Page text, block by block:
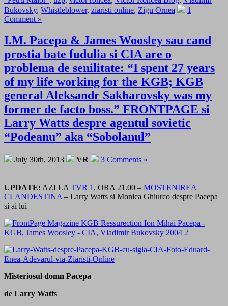
Bukovsky, Whistleblower, ziaristi online, Zigu Ornea
1
Comment »
I.M. Pacepa & James Woosley sau cand
prostia bate fudulia si CIA are o
problema de senilitate: “I spent 27 years
of my life working for the KGB; KGB
general Aleksandr Sakharovsky was my
former de facto boss.” FRONTPAGE si
Larry Watts despre agentul sovietic
“Podeanu” aka “Sobolanul”
July 30th, 2013 VR 3 Comments »
UPDATE: AZI LA TVR 1 , ORA 21.00 – MOSTENIREA
CLANDESTINA – Larry Watts si Monica Ghiurco despre Pacepa
si ai lui
Misteriosul domn Pacepa
de Larry Watts